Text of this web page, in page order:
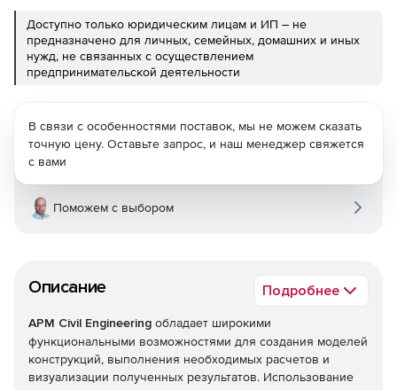
Доступно только юридическим лицам и ИП – не
предназначено для личных, семейных, домашних и иных
нужд, не связанных с осуществлением
предпринимательской деятельности
Описание Подробнее
APM Civil Engineering обладает широкими
функциональными возможностями для создания моделей
конструкций, выполнения необходимых расчетов и
визуализации полученных результатов. Использование
В связи с особенностями поставок, мы не можем сказать
точную цену. Оставьте запрос, и наш менеджер свяжется
с вами
Поможем с выбором